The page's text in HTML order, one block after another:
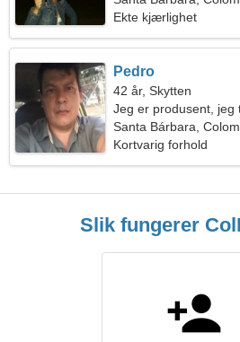
Ekte kjærlighet
Pedro
42 år, Skytten
Jeg er produsent, jeg
Santa Bárbara,
Kortvarig forhold
Slik fungerer